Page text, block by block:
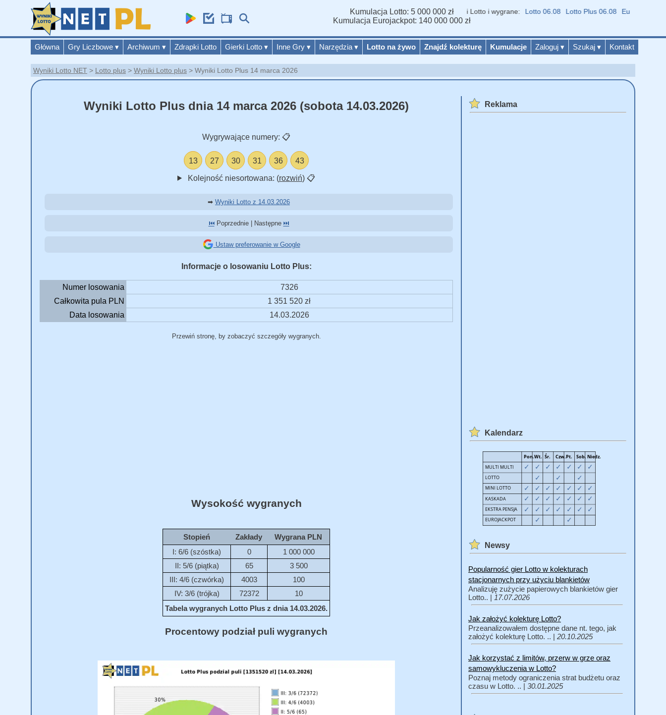
Główna Gry Liczbowe ▾ Archiwum ▾ Zdrapki Lotto Gierki Lotto ▾ Inne Gry ▾ Narzędzia ▾ Lotto na żywo Znajdź kolekturę Kumulacje Zaloguj ▾ Szukaj ▾ Kontakt
Kumulacja Lotto: 5 000 000 zł
Kumulacja Eurojackpot: 140 000 000 zł
Wyniki Lotto i wygrane: Lotto 06.08 Lotto Plus 06.08 Eurojackpot 04.08
Wyniki Lotto NET Lotto plus Wyniki Lotto plus Wyniki Lotto Plus 14 marca 2026
Wyniki Lotto Plus dnia 14 marca 2026 (sobota 14.03.2026)
Wygrywające numery: 📋
13 27 30 31 36 43
Kolejność niesortowana: (rozwiń) 📋
➡ Wyniki Lotto z 14.03.2026
⏮️Poprzednie | Następne ⏭️
Ustaw preferowanie w Google
Informacje o losowaniu Lotto Plus:
Numer losowania
7326
Całkowita pula PLN
1 351 520 zł
Data losowania
14.03.2026
Przewiń stronę, by zobaczyć szczegóły wygranych.
Wysokość wygranych
Stopień Zakłady
Wygrana PLN
I: 6/6 (szóstka)
0
1 000 000
II: 5/6 (piątka)
65
3 500
III: 4/6 (czwórka)
4003
100
IV: 3/6 (trójka)
72372
10
Tabela wygranych Lotto Plus z dnia 14.03.2026.
Procentowy podział puli wygranych
Reklama
Kalendarz
Newsy
Popularność gier Lotto w kolekturach
stacjonarnych przy użyciu blankietów
Analizuję zużycie papierowych blankietów gier
Lotto.. | 17.07.2026
Jak założyć kolekturę Lotto?
Przeanalizowałem dostępne dane nt. tego, jak
założyć kolekturę Lotto. .. | 20.10.2025
Jak korzystać z limitów, przerw w grze oraz
samowykluczenia w Lotto?
Poznaj metody ograniczenia strat budżetu oraz
czasu w Lotto. .. | 30.01.2025